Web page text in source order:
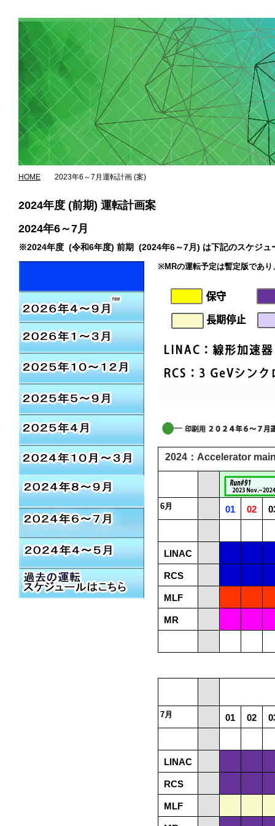
HOME 2023年6～7月運転計画 (案)
2024年度 (前期) 運転計画案
2024年6～7月
※2024年度 (令和6年度) 前期 (2024年6～7月) は下記のスケジュ
※MRの運転予定は暫定版であ
2024：Accelerator
6月 01 02
LINAC
RCS
MLF
MR
7月 01 02
LINAC
RCS
MLF